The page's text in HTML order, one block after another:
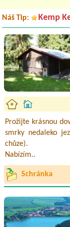
Náš Tip: Kemp
Prožijte krásnou
smrky nedaleko
chůze).
Nabízím..
Schránka